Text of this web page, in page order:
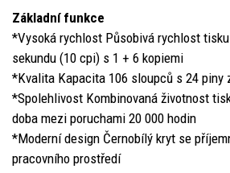
Základní funkce
*Vysoká rychlost Působivá rychlost
sekundu (10 cpi) s 1 + 6 kopiemi
*Kvalita Kapacita 106 sloupců s 24 piny
*Spolehlivost Kombinovaná životnost
doba mezi poruchami 20 000 hodin
*Moderní design Černobílý kryt se
pracovního prostředí